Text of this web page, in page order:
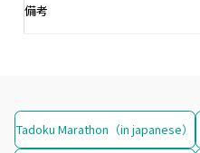
備考
Tadoku Marathon（in japanese）